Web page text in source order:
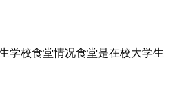
学校食堂情况食堂是在校大学生